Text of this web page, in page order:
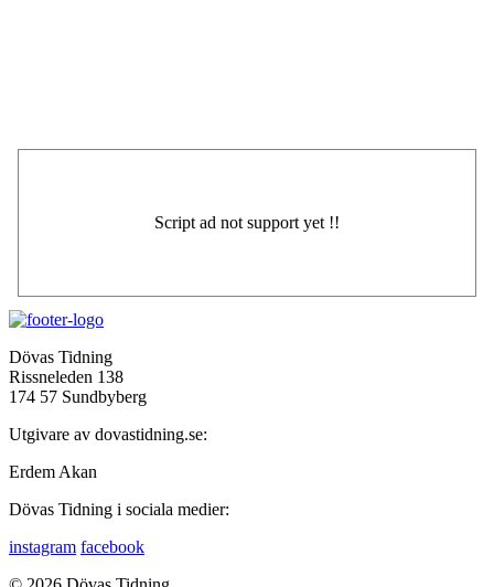
Dövas Tidning
Rissneleden 138
174 57 Sundbyberg
Utgivare av dovastidning.se:
Erdem Akan
Dövas Tidning i sociala medier:
instagram facebook